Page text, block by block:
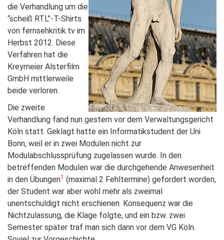
die Verhandlung um die
“scheiß RTL”-T-Shirts
von fernsehkritik.tv im
Herbst 2012. Diese
Verfahren hat die
Kreymeier Alsterfilm
GmbH mittlerweile
beide verloren.
Die zweite
Verhandlung fand nun gestern vor dem Verwaltungsgericht
Köln statt. Geklagt hatte ein Informatikstudent der Uni
Bonn, weil er in zwei Modulen nicht zur
Modulabschlussprüfung zugelassen wurde. In den
betreffenden Modulen war die durchgehende Anwesenheit
in den Übungen1 (maximal 2 Fehltermine) gefordert worden,
der Student war aber wohl mehr als zweimal
unentschuldigt nicht erschienen. Konsequenz war die
Nichtzulassung, die Klage folgte, und ein bzw. zwei
Semester später traf man sich dann vor dem VG Köln.